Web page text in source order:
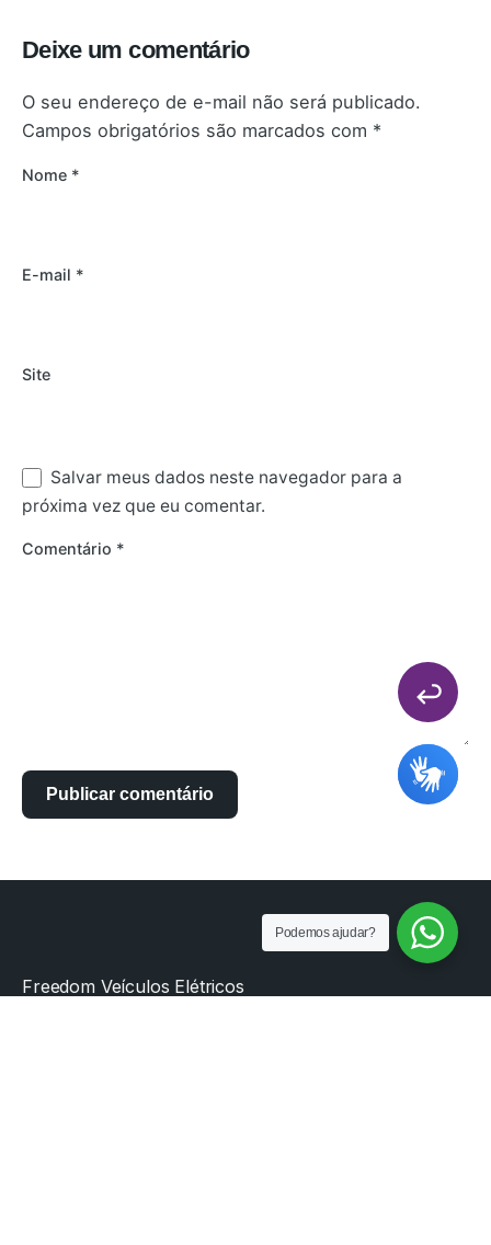
Deixe um comentário
O seu endereço de e-mail não será publicado.
Campos obrigatórios são marcados com *
Nome *
E-mail *
Site
Salvar meus dados neste navegador para a
próxima vez que eu comentar.
Comentário *
Freedom Veículos Elétricos
Podemos ajudar?